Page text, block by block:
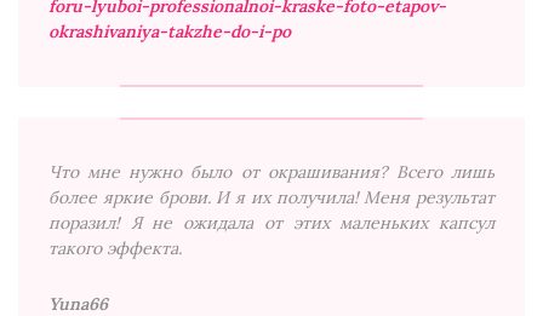
foru-lyuboi-professionalnoi-kraske-foto-etapov-
okrashivaniya-takzhe-do-i-po
Что мне нужно было от окрашивания? Всего лишь
более яркие брови. И я их получила! Меня результат
поразил! Я не ожидала от этих маленьких капсул
такого эффекта.
Yuna66